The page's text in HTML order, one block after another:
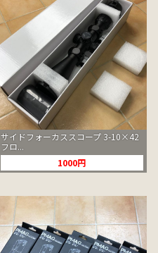
サイドフォーカススコープ 3-10×42
フロ...
1000円